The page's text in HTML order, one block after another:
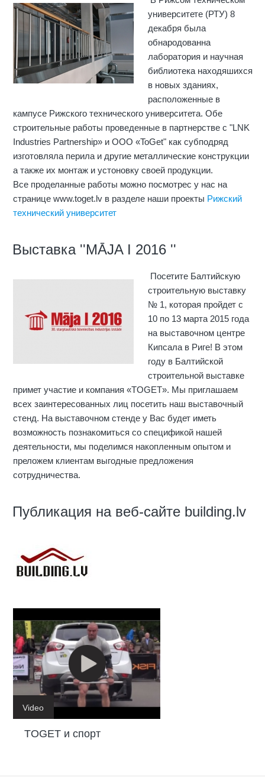
университете (РТУ) 8
декабря была
обнародованна
лаборатория и научная
библиотека находяшихся
в новых зданиях,
расположенные в
кампусе Рижского технического университета. Обе
строительные работы проведенные в партнерстве с "LNK
Industries Partnership» и ООО «ToGet" как субподряд
изготовляла перила и другие металлические конструкции
а также их монтаж и устоновку своей продукции.
Все проделанные работы можно посмотрес у нас на
странице www.toget.lv в разделе наши проекты Рижский
технический университет
Выставка ''MĀJA I 2016 ''
Посетите Балтийскую
строительную выставку
№ 1, которая пройдет с
10 по 13 марта 2015 года
на выставочном центре
Кипсала в Риге! В этом
году в Балтийской
строительной выставке
примет участие и компания «TOGET». Мы приглашаем
всех заинтересованных лиц посетить наш выставочный
стенд. На выставочном стенде у Вас будет иметь
возможность познакомиться со спецификой нашей
деятельности, мы поделимся накопленным опытом и
преложем клиентам выгодные предложения
сотрудничества.
Публикация на веб-сайте building.lv
Video
TOGET и спорт